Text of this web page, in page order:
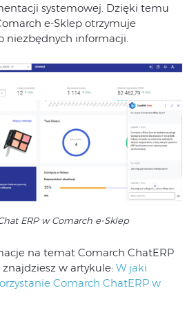
systemowej. Dzięki temu
e-Sklep otrzymuje
niezbędnych informacji.
ERP w Comarch e-Sklep
na temat Comarch ChatERP
w artykule: W jaki
Comarch ChatERP w